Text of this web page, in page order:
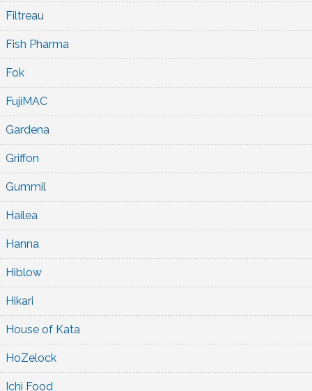
Filtreau
Fish Pharma
Fok
FujiMAC
Gardena
Griffon
Gummil
Hailea
Hanna
Hiblow
Hikari
House of Kata
HoZelock
Ichi Food